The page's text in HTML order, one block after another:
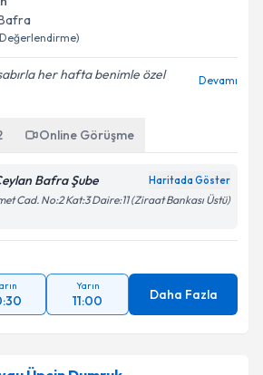
Değerlendirme)
her hafta benimle özel
Online Görüşme
Bafra Şube
Cad. No:2 Kat:3 Daire:11 (Ziraat Bankası Üstü)
Yarın
11:00 Daha Fazla